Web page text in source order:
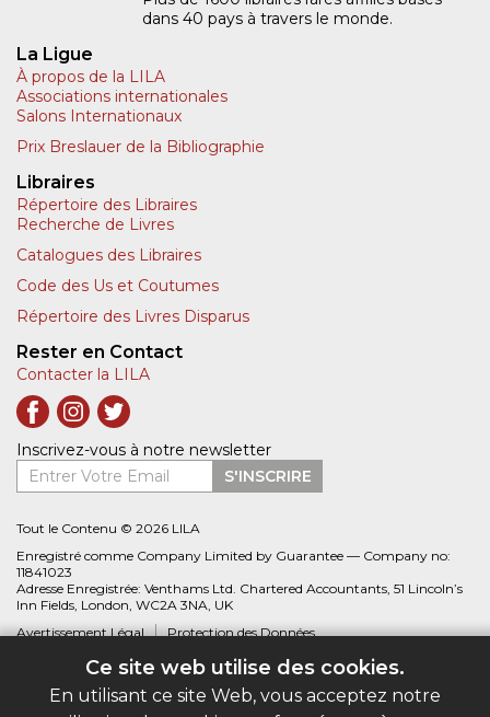
Ce site web utilise des cookies.
En utilisant ce site Web, vous acceptez notre
dans 40 pays à travers le monde.
La Ligue
À propos de la LILA
Associations internationales
Salons Internationaux
Prix Breslauer de la Bibliographie
Libraires
Répertoire des Libraires
Recherche de Livres
Catalogues des Libraires
Code des Us et Coutumes
Répertoire des Livres Disparus
Rester en Contact
Contacter la LILA
Inscrivez-vous à notre newsletter
Entrer Votre Email
S'INSCRIRE
Tout le Contenu © 2026 LILA
Enregistré comme Company Limited by Guarantee — Company no:
11841023
Adresse Enregistrée: Venthams Ltd. Chartered Accountants, 51 Lincoln’s
Inn Fields, London, WC2A 3NA, UK
Avertissement Légal
Protection des Données